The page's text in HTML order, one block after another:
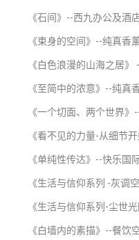
《石间》 --西九办公及酒
《束身的空间》 --纯真香
《白色浪漫的山海之居》
《至简中的浓意》 --纯真
《一个切面、两个世界》
《看不见的力量-从细节开
《单纯性传达》 --快乐国
《生活与信仰系列 -灰调空
《生活与信仰系列-尘世光
《白墙内的素描》 --餐饮